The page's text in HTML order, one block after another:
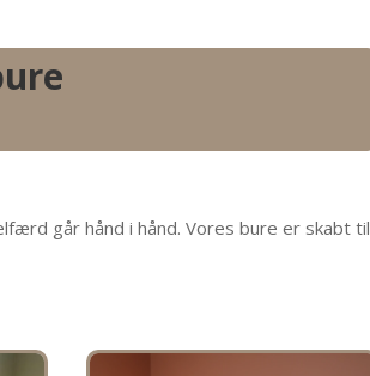
går hånd i hånd. Vores bure er skabt til